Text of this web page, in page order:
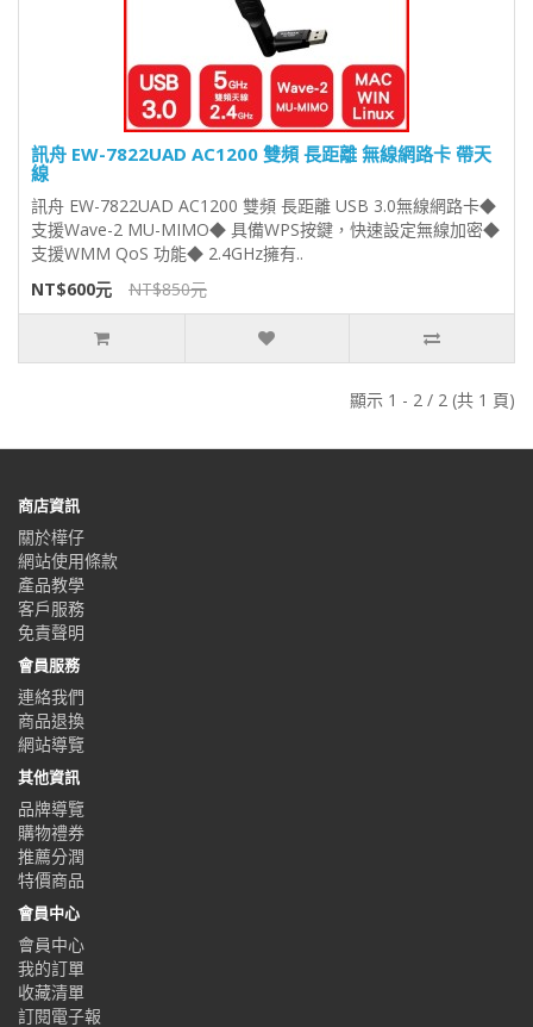
訊舟 EW-7822UAD AC1200 雙頻 長距離 無線網路卡 帶天
線
訊舟 EW-7822UAD AC1200 雙頻 長距離 USB 3.0無線網路卡◆
支援Wave-2 MU-MIMO◆ 具備WPS按鍵，快速設定無線加密◆
支援WMM QoS 功能◆ 2.4GHz擁有..
NT$600元
NT$850元
顯示 1 - 2 / 2 (共 1 頁)
商店資訊
關於樺仔
網站使用條款
產品教學
客戶服務
免責聲明
會員服務
連絡我們
商品退換
網站導覽
其他資訊
品牌導覽
購物禮券
推薦分潤
特價商品
會員中心
會員中心
我的訂單
收藏清單
訂閱電子報